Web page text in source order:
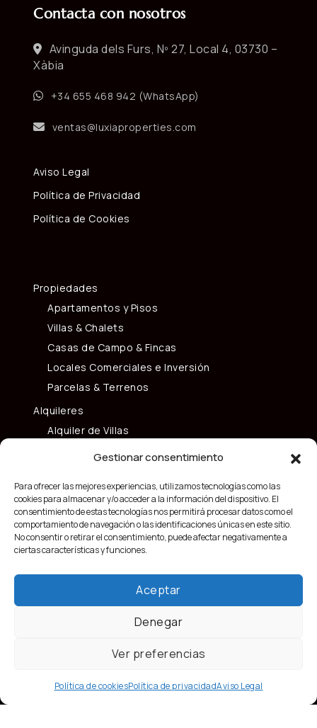
Gestionar consentimiento
Para ofrecer las mejores experiencias, utilizamos tecnologías como las
cookies para almacenar y/o acceder a la información del dispositivo. El
consentimiento de estas tecnologías nos permitirá procesar datos como el
comportamiento de navegación o las identificaciones únicas en este sitio.
No consentir o retirar el consentimiento, puede afectar negativamente a
ciertas características y funciones.
Aceptar
Denegar
Ver preferencias
Política de cookiesPolítica de privacidadAviso Legal
Contacta con nosotros
Avinguda dels Furs, Nº 27, Local 4, 03730 –
Xàbia
+34 655 468 942 (WhatsApp)
ventas@luxiaproperties.com
Aviso Legal
Política de Privacidad
Política de Cookies
Propiedades
Apartamentos y Pisos
Villas & Chalets
Casas de Campo & Fincas
Locales Comerciales e Inversión
Parcelas & Terrenos
Alquileres
Alquiler de Villas
Vender mi casa